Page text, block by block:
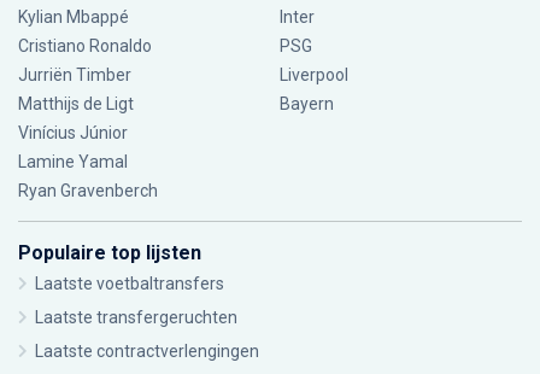
Kylian Mbappé
Cristiano Ronaldo
Jurriën Timber
Matthijs de Ligt
Vinícius Júnior
Lamine Yamal
Ryan Gravenberch
Inter
PSG
Liverpool
Bayern
Populaire top lijsten
Laatste voetbaltransfers
Laatste transfergeruchten
Laatste contractverlengingen